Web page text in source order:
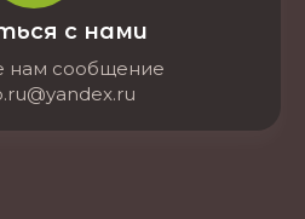
с нами
нам сообщение